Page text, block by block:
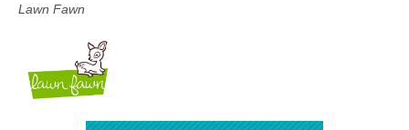
Lawn Fawn